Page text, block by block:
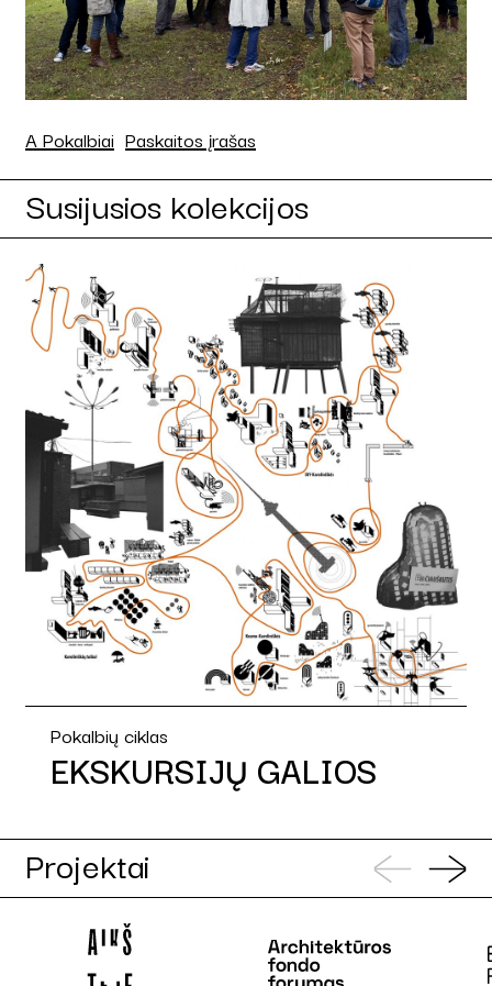
A Pokalbiai Paskaitos įrašas
Susijusios kolekcijos
Pokalbių ciklas
EKSKURSIJŲ GALIOS
Projektai